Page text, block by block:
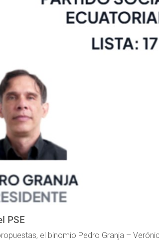
PSE
el binomio Pedro Granja –